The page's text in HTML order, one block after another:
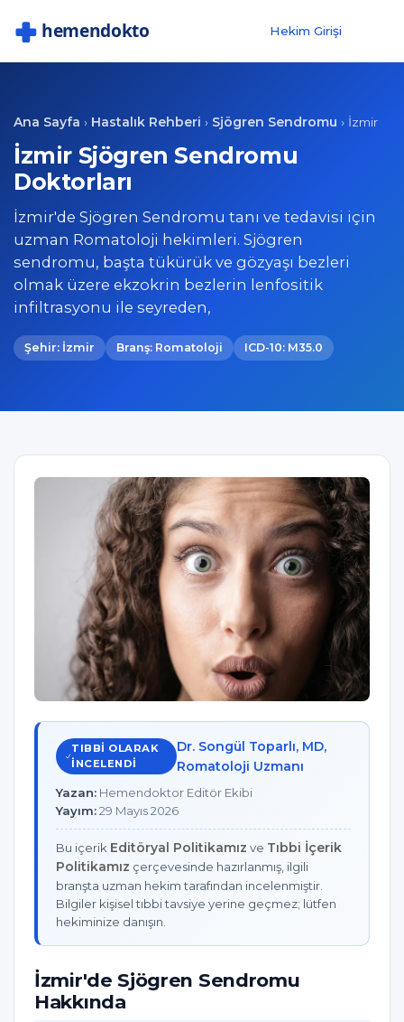
Hekim Girişi
Ana Sayfa › Hastalık Rehberi › Sjögren Sendromu › İzmir
İzmir Sjögren Sendromu
Doktorları
İzmir'de Sjögren Sendromu tanı ve tedavisi için
uzman Romatoloji hekimleri. Sjögren
sendromu, başta tükürük ve gözyaşı bezleri
olmak üzere ekzokrin bezlerin lenfositik
infiltrasyonu ile seyreden,
Şehir: İzmir Branş: Romatoloji ICD-10: M35.0
TIBBI OLARAK
INCELENDI
Dr. Songül Toparlı, MD,
Romatoloji Uzmanı
Yazan: Hemendoktor Editör Ekibi
Yayım:29 Mayıs 2026
Bu içerik Editöryal Politikamız ve Tıbbi İçerik
Politikamız çerçevesinde hazırlanmış, ilgili
branşta uzman hekim tarafından incelenmiştir.
Bilgiler kişisel tıbbi tavsiye yerine geçmez; lütfen
hekiminize danışın.
İzmir'de Sjögren Sendromu
Hakkında